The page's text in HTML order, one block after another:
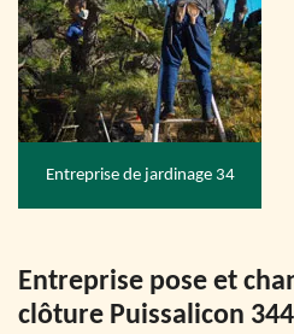
Entreprise de jardinage 34
Entreprise pose et
clôture Puissalicon